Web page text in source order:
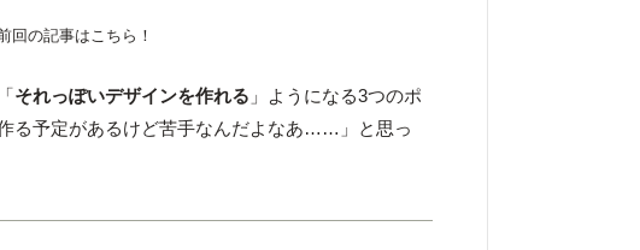
回の記事はこちら！
それっぽいデザインを作れる 」ようになる3つのポ
る予定があるけど苦手なんだよなあ……」と思っ